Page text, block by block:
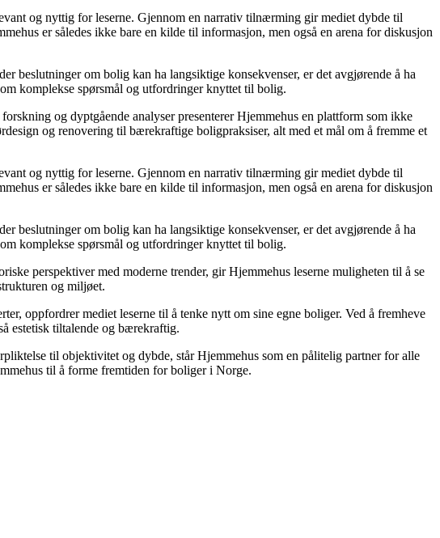
og nyttig for leserne. Gjennom en narrativ tilnærming gir mediet dybde til
er således ikke bare en kilde til informasjon, men også en arena for diskusjon
beslutninger om bolig kan ha langsiktige konsekvenser, er det avgjørende å ha
komplekse spørsmål og utfordringer knyttet til bolig.
og dyptgående analyser presenterer Hjemmehus en plattform som ikke
og renovering til bærekraftige boligpraksiser, alt med et mål om å fremme et
og nyttig for leserne. Gjennom en narrativ tilnærming gir mediet dybde til
er således ikke bare en kilde til informasjon, men også en arena for diskusjon
beslutninger om bolig kan ha langsiktige konsekvenser, er det avgjørende å ha
komplekse spørsmål og utfordringer knyttet til bolig.
perspektiver med moderne trender, gir Hjemmehus leserne muligheten til å se
og miljøet.
oppfordrer mediet leserne til å tenke nytt om sine egne boliger. Ved å fremheve
estetisk tiltalende og bærekraftig.
til objektivitet og dybde, står Hjemmehus som en pålitelig partner for alle
til å forme fremtiden for boliger i Norge.